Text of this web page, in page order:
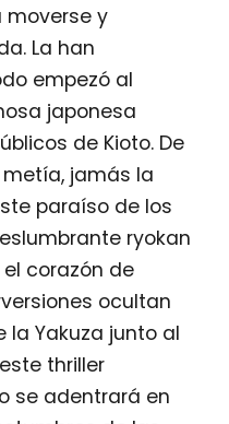
moverse y
La han
empezó al
japonesa
de Kioto. De
jamás la
paraíso de los
ryokan
corazón de
ocultan
la Yakuza junto al
thriller
se adentrará en